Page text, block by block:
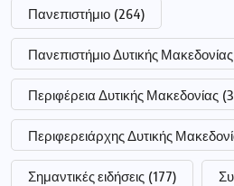
Πανεπιστήμιο (264)
Πανεπιστήμιο Δυτικής Μακεδονίας
Περιφέρεια Δυτικής Μακεδονίας
Περιφερειάρχης Δυτικής
Σημαντικές ειδήσεις (177)